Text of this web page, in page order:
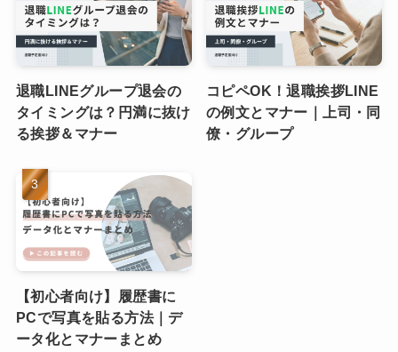
退職LINEグループ退会の
タイミングは？円満に抜け
る挨拶＆マナー
コピペOK！退職挨拶LINE
の例文とマナー｜上司・同
僚・グループ
【初心者向け】履歴書に
PCで写真を貼る方法｜デ
ータ化とマナーまとめ